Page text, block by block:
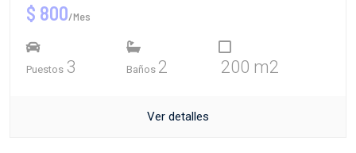
$ 800/Mes
Puestos 3 Baños 2 200 m2
Ver detalles